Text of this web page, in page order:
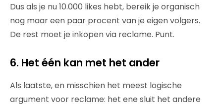
Dus als je nu 10.000 likes hebt, bereik je organisch
nog maar een paar procent van je eigen volgers.
De rest moet je inkopen via reclame. Punt.
6. Het één kan met het ander
Als laatste, en misschien het meest logische
argument voor reclame: het ene sluit het andere